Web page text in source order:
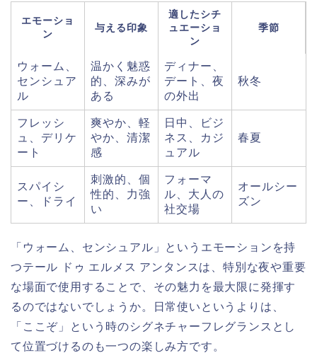
エモーショ
ン
与える印象
適したシチ
ュエーショ
ン
季節
ウォーム、
センシュア
ル
温かく魅惑
的、深みが
ある
ディナー、
デート、夜
の外出
秋冬
フレッシ
ュ、デリケ
ート
爽やか、軽
やか、清潔
感
日中、ビジ
ネス、カジ
ュアル
春夏
スパイシ
ー、ドライ
刺激的、個
性的、力強
い
フォーマ
ル、大人の
社交場
オールシー
ズン
「ウォーム、センシュアル」というエモーションを持
つテール ドゥ エルメス アンタンスは、特別な夜や重要
な場面で使用することで、その魅力を最大限に発揮す
るのではないでしょうか。日常使いというよりは、
「ここぞ」という時のシグネチャーフレグランスとし
て位置づけるのも一つの楽しみ方です。